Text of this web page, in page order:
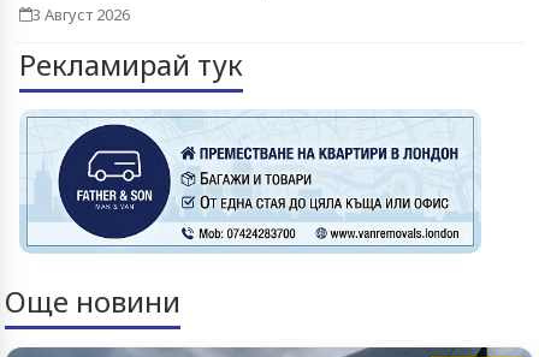
3 Август 2026
Рекламирай тук
Още новини